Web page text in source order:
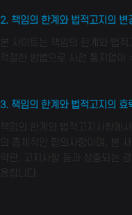
2. 책임의 한계와 법적고지의 변
본 사이트는 책임의 한계와 법
적절한 방법으로 사전 통지없이
3. 책임의 한계와 법적고지의 효
책임의 한계와 법적고지사항에
의 총체적인 합의사항이며, 본
약관, 고지사항 등과 상충되는
용합니다.